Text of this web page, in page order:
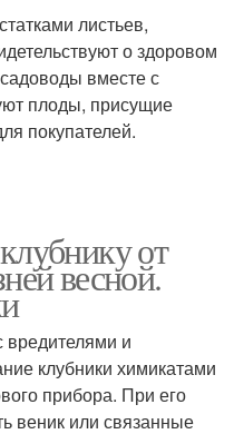
листьев,
о здоровом
вместе с
плоды, присущие
покупателей.
от
весной.
и
клубники химикатами
прибора. При его
веник или связанные